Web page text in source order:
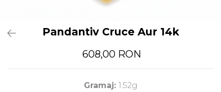
Pandantiv Cruce Aur 14k
608,00 RON
Gramaj: 1.52g